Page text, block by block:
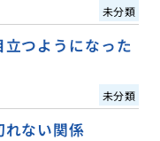
未分類
つようになった
未分類
れない関係